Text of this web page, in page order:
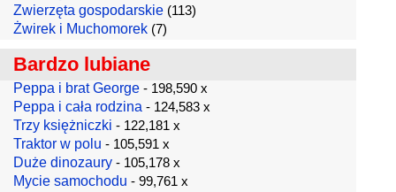
Zwierzęta gospodarskie (113)
Żwirek i Muchomorek (7)
Bardzo lubiane
Peppa i brat George - 198,590 x
Peppa i cała rodzina - 124,583 x
Trzy księżniczki - 122,181 x
Traktor w polu - 105,591 x
Duże dinozaury - 105,178 x
Mycie samochodu - 99,761 x